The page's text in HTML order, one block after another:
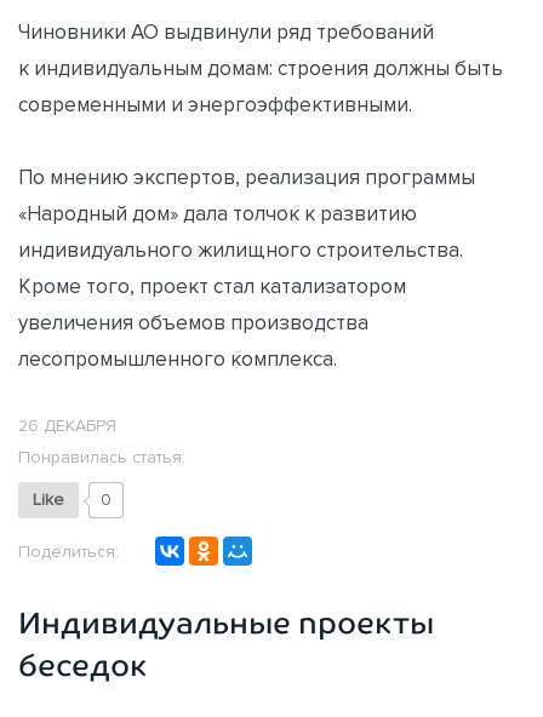
Чиновники АО выдвинули ряд требований
к индивидуальным домам: строения должны быть
современными и энергоэффективными.
По мнению экспертов, реализация программы
«Народный дом» дала толчок к развитию
индивидуального жилищного строительства.
Кроме того, проект стал катализатором
увеличения объемов производства
лесопромышленного комплекса.
26 ДЕКАБРЯ
Понравилась статья:
Like 0
Поделиться:
Индивидуальные проекты
беседок